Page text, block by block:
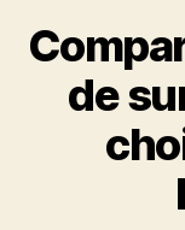
de